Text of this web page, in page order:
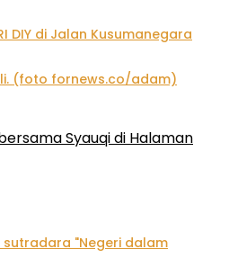
Syauqi di Halaman